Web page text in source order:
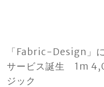
「Fabric-Design」
サービス誕生 1m
ジック